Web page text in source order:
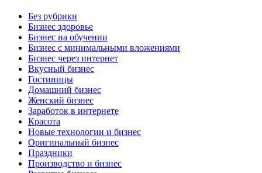
Без рубрики
Бизнес здоровье
Бизнес на обучении
Бизнес с минимальными вложениями
Бизнес через интернет
Вкусный бизнес
Гостиницы
Домашний бизнес
Женский бизнес
Заработок в интернете
Красота
Новые технологии и бизнес
Оригинальный бизнес
Праздники
Производство и бизнес